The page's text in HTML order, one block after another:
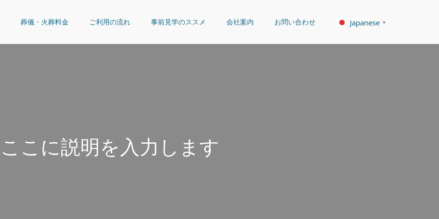
葬儀・火葬料金 ご利用の流れ 事前見学のススメ 会社案内 お問い合わせ Japanese ▼
こ に 説明を入力し ます。
こ